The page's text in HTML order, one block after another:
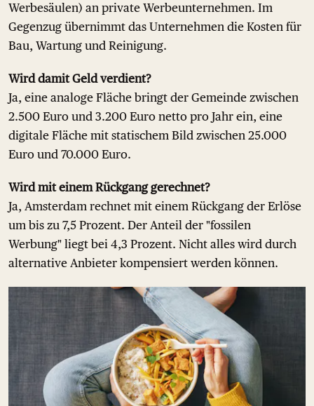
Werbesäulen) an private Werbeunternehmen. Im
Gegenzug übernimmt das Unternehmen die Kosten für
Bau, Wartung und Reinigung.
Wird damit Geld verdient?
Ja, eine analoge Fläche bringt der Gemeinde zwischen
2.500 Euro und 3.200 Euro netto pro Jahr ein, eine
digitale Fläche mit statischem Bild zwischen 25.000
Euro und 70.000 Euro.
Wird mit einem Rückgang gerechnet?
Ja, Amsterdam rechnet mit einem Rückgang der Erlöse
um bis zu 7,5 Prozent. Der Anteil der "fossilen
Werbung" liegt bei 4,3 Prozent. Nicht alles wird durch
alternative Anbieter kompensiert werden können.